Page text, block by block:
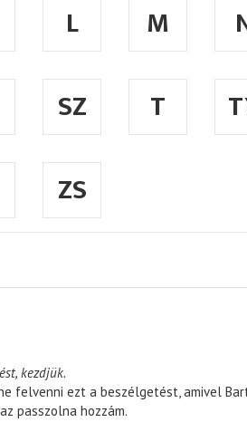
L M
SZ T
ZS
kezdjük.
felvenni ezt a beszélgetést, amivel
passzolna hozzám.